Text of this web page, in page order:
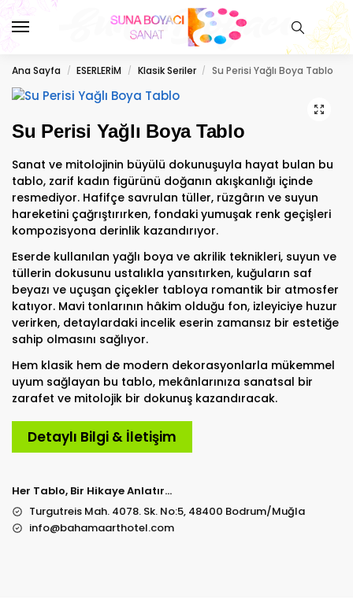
Ana Sayfa / ESERLERİM / Klasik Seriler / Su Perisi Yağlı Boya Tablo
Su Perisi Yağlı Boya Tablo
Sanat ve mitolojinin büyülü dokunuşuyla hayat bulan bu
tablo, zarif kadın figürünü doğanın akışkanlığı içinde
resmediyor. Hafifçe savrulan tüller, rüzgârın ve suyun
hareketini çağrıştırırken, fondaki yumuşak renk geçişleri
kompozisyona derinlik kazandırıyor.
Eserde kullanılan yağlı boya ve akrilik teknikleri, suyun ve
tüllerin dokusunu ustalıkla yansıtırken, kuğuların saf
beyazı ve uçuşan çiçekler tabloya romantik bir atmosfer
katıyor. Mavi tonlarının hâkim olduğu fon, izleyiciye huzur
verirken, detaylardaki incelik eserin zamansız bir estetiğe
sahip olmasını sağlıyor.
Hem klasik hem de modern dekorasyonlarla mükemmel
uyum sağlayan bu tablo, mekânlarınıza sanatsal bir
zarafet ve mitolojik bir dokunuş kazandıracak.
Detaylı Bilgi & İletişim
Her Tablo, Bir Hikaye Anlatır…
Turgutreis Mah. 4078. Sk. No:5, 48400 Bodrum/Muğla
info@bahamaarthotel.com